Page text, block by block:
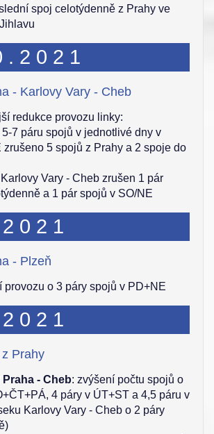
spoj celotýdenně z Prahy ve
- Karlovy Vary - Cheb
redukce provozu linky:
7 páru spojů v jednotlivé dny v
zrušeno 5 spojů z Prahy a 2 spoje do
Vary - Cheb zrušen 1 pár
a 1 pár spojů v SO/NE
- Plzeň
provozu o 3 páry spojů v PD+NE
Prahy
Praha - Cheb: zvýšení počtu spojů o
4 páry v ÚT+ST a 4,5 páru v
Karlovy Vary - Cheb o 2 páry